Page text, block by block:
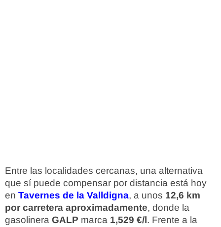
Entre las localidades cercanas, una alternativa
que sí puede compensar por distancia está hoy
en Tavernes de la Valldigna, a unos 12,6 km
por carretera aproximadamente, donde la
gasolinera GALP marca 1,529 €/l. Frente a la